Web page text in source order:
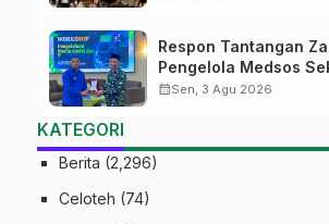
Respon Tantangan
Pengelola Medsos
Pekalongan Ikuti
calendar_monthSen, 3 Agu 2026
KATEGORI
Berita (2,296)
Celoteh (74)